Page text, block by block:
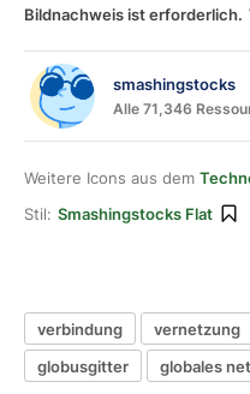
Bildnachweis ist erforderlich.
smashingstocks
Alle 71,346
Weitere Icons aus dem
Stil: Smashingstocks Flat
verbindung vernetzung
globusgitter
globales